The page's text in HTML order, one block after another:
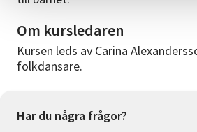
Om kursledaren
Kursen leds av Carina
folkdansare.
Har du några frågor?